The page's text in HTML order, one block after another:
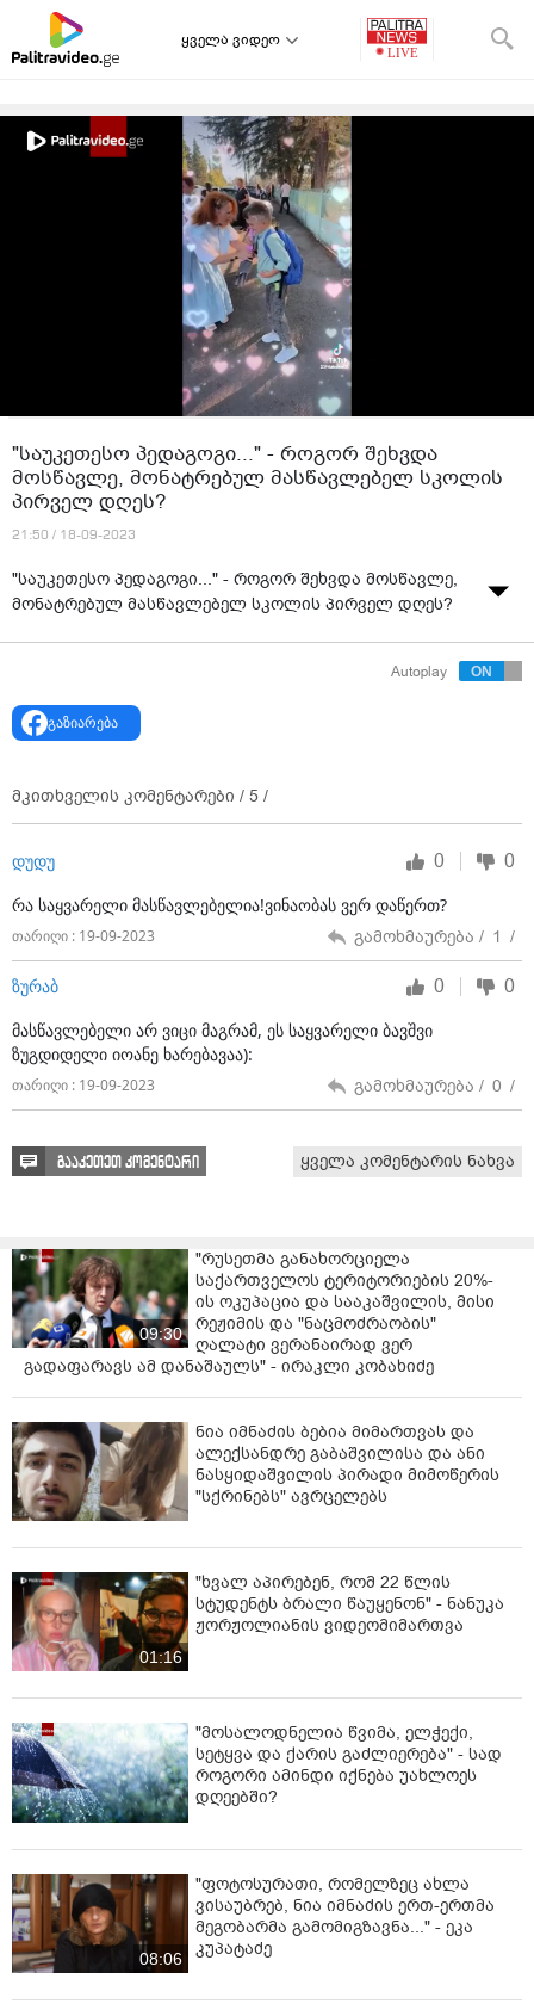
ყველა ვიდეო
"საუკეთესო პედაგოგი..." - როგორ შეხვდა
მოსწავლე, მონატრებულ მასწავლებელ სკოლის
პირველ დღეს?
21:50 / 18-09-2023
"საუკეთესო პედაგოგი..." - როგორ შეხვდა მოსწავლე,
მონატრებულ მასწავლებელ სკოლის პირველ დღეს?
Autoplay
გაზიარება
მკითხველის კომენტარები / 5 /
დუდუ 0 0
რა საყვარელი მასწავლებელია!ვინაობას ვერ დაწერთ?
თარიღი : 19-09-2023 გამოხმაურება / 1 /
ზურაბ 0 0
მასწავლებელი არ ვიცი მაგრამ, ეს საყვარელი ბავშვი
ზუგდიდელი იოანე ხარებავაა):
თარიღი : 19-09-2023 გამოხმაურება / 0 /
გააკეთეთ კომენტარი ყველა კომენტარის ნახვა
09:30
"რუსეთმა განახორციელა
საქართველოს ტერიტორიების 20%-
ის ოკუპაცია და სააკაშვილის, მისი
რეჟიმის და "ნაცმოძრაობის"
ღალატი ვერანაირად ვერ
გადაფარავს ამ დანაშაულს" - ირაკლი კობახიძე
ნია იმნაძის ბებია მიმართვას და
ალექსანდრე გაბაშვილისა და ანი
ნასყიდაშვილის პირადი მიმოწერის
"სქრინებს" ავრცელებს
01:16
"ხვალ აპირებენ, რომ 22 წლის
სტუდენტს ბრალი წაუყენონ" - ნანუკა
ჟორჟოლიანის ვიდეომიმართვა
"მოსალოდნელია წვიმა, ელჭექი,
სეტყვა და ქარის გაძლიერება" - სად
როგორი ამინდი იქნება უახლოეს
დღეებში?
08:06
"ფოტოსურათი, რომელზეც ახლა
ვისაუბრებ, ნია იმნაძის ერთ-ერთმა
მეგობარმა გამომიგზავნა..." - ეკა
კუპატაძე